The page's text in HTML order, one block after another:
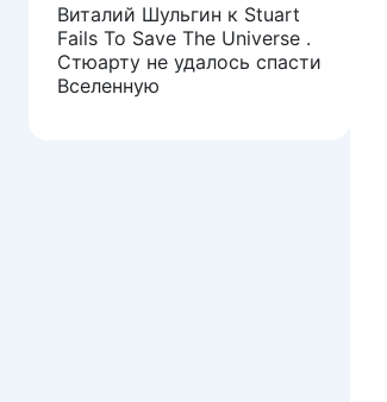
Виталий Шульгин к Stuart
Fails To Save The Universe .
Стюарту не удалось спасти
Вселенную